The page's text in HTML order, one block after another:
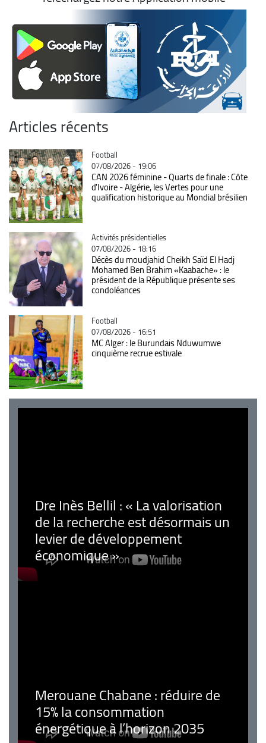
Articles récents
Catégorie
Football
07/08/2026 - 19:06
CAN 2026 féminine - Quarts de finale : Côte
d'Ivoire - Algérie, les Vertes pour une
qualification historique au Mondial brésilien
Catégorie
Activités présidentielles
07/08/2026 - 18:16
Décès du moudjahid Cheikh Saïd El Hadj
Mohamed Ben Brahim «Kaabache» : le
président de la République présente ses
condoléances
Catégorie
Football
07/08/2026 - 16:51
MC Alger : le Burundais Nduwumwe
cinquième recrue estivale
Dre Inès Bellil : « La valorisation
de la recherche est désormais un
levier de développement
économique »
Merouane Chabane : réduire de
15% la consommation
énergétique à l’horizon 2035